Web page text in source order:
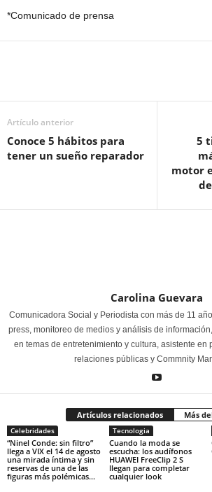
*Comunicado de prensa
Artículo anterior
Conoce 5 hábitos para
tener un sueño reparador
5
motor
Carolina Guevara
Comunicadora Social y Periodista con más de 11
press, monitoreo de medios y análisis de
en temas de entretenimiento y cultura, asistente en
relaciones públicas y Commnity
Artículos relacionados Más
Celebridades
“Ninel Conde: sin filtro”
llega a VIX el 14 de agosto
una mirada íntima y sin
reservas de una de las
figuras más polémicas...
Tecnologia
Cuando la moda se
escucha: los audífonos
HUAWEI FreeClip 2 S
llegan para completar
cualquier look